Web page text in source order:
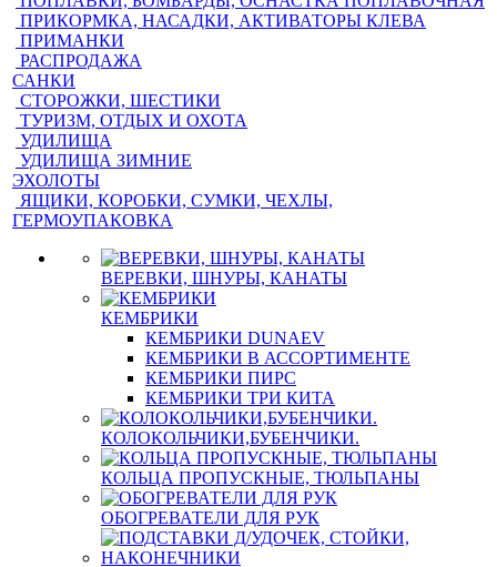
ПРИКОРМКА, НАСАДКИ, АКТИВАТОРЫ КЛЕВА
ПРИМАНКИ
РАСПРОДАЖА
САНКИ
СТОРОЖКИ, ШЕСТИКИ
ТУРИЗМ, ОТДЫХ И ОХОТА
УДИЛИЩА
УДИЛИЩА ЗИМНИЕ
ЭХОЛОТЫ
ЯЩИКИ, КОРОБКИ, СУМКИ, ЧЕХЛЫ,
ГЕРМОУПАКОВКА
ВЕРЕВКИ, ШНУРЫ, КАНАТЫ
КЕМБРИКИ
КЕМБРИКИ DUNAEV
КЕМБРИКИ В АССОРТИМЕНТЕ
КЕМБРИКИ ПИРС
КЕМБРИКИ ТРИ КИТА
КОЛОКОЛЬЧИКИ,БУБЕНЧИКИ.
КОЛЬЦА ПРОПУСКНЫЕ, ТЮЛЬПАНЫ
ОБОГРЕВАТЕЛИ ДЛЯ РУК